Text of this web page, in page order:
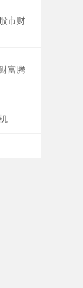
市财
富腾